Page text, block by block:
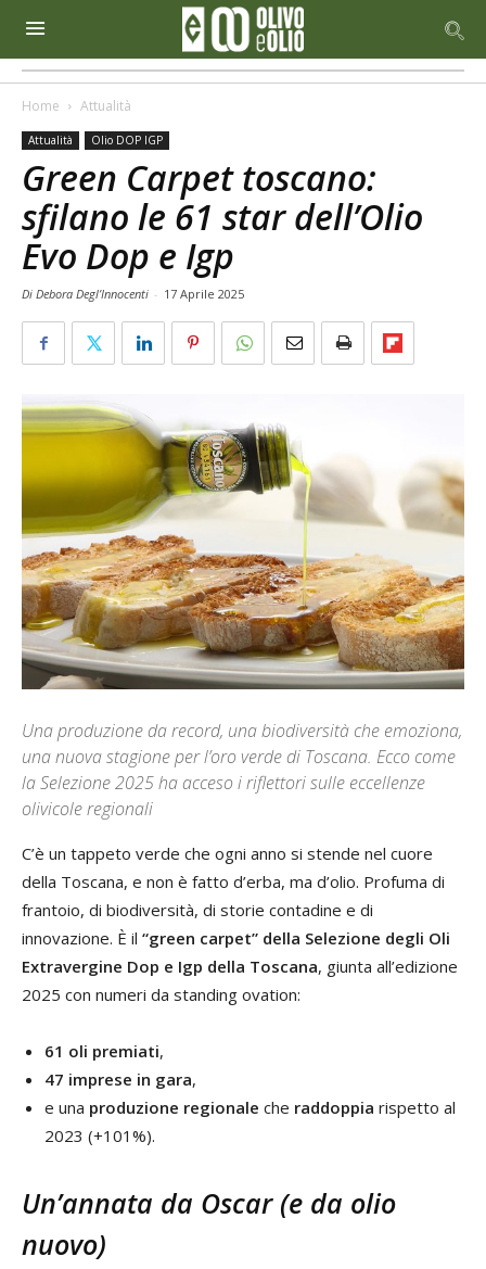
Home Attualità
Attualità Olio DOP IGP
Green Carpet toscano:
sfilano le 61 star dell’Olio
Evo Dop e Igp
Di Debora Degl’Innocenti - 17 Aprile 2025
Una produzione da record, una biodiversità che emoziona,
una nuova stagione per l’oro verde di Toscana. Ecco come
la Selezione 2025 ha acceso i riflettori sulle eccellenze
olivicole regionali
C’è un tappeto verde che ogni anno si stende nel cuore
della Toscana, e non è fatto d’erba, ma d’olio. Profuma di
frantoio, di biodiversità, di storie contadine e di
innovazione. È il “green carpet” della Selezione degli Oli
Extravergine Dop e Igp della Toscana, giunta all’edizione
2025 con numeri da standing ovation:
61 oli premiati,
47 imprese in gara,
e una produzione regionale che raddoppia rispetto al
2023 (+101%).
Un’annata da Oscar (e da olio
nuovo)